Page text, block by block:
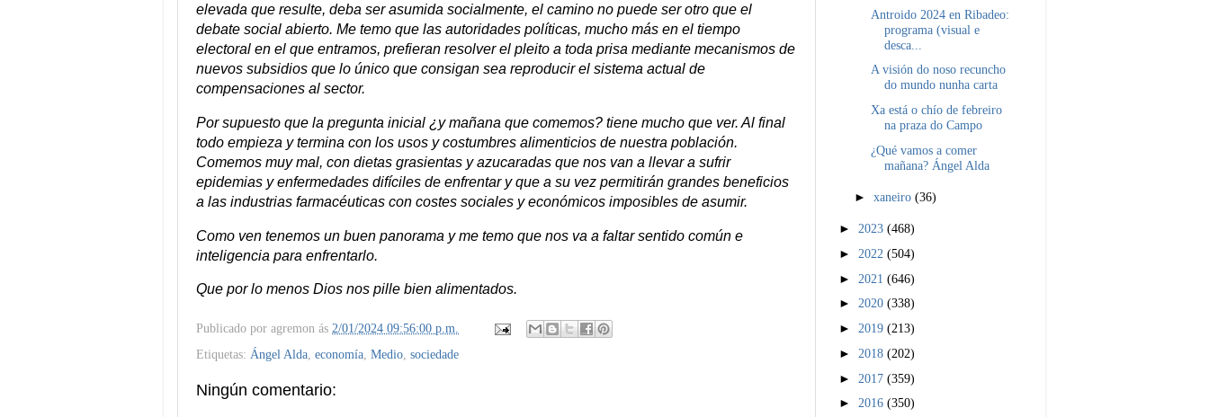
elevada que resulte, deba ser asumida socialmente, el camino no puede ser otro que el
debate social abierto. Me temo que las autoridades políticas, mucho más en el tiempo
electoral en el que entramos, prefieran resolver el pleito a toda prisa mediante mecanismos de
nuevos subsidios que lo único que consigan sea reproducir el sistema actual de
compensaciones al sector.
Por supuesto que la pregunta inicial ¿y mañana que comemos? tiene mucho que ver. Al final
todo empieza y termina con los usos y costumbres alimenticios de nuestra población.
Comemos muy mal, con dietas grasientas y azucaradas que nos van a llevar a sufrir
epidemias y enfermedades difíciles de enfrentar y que a su vez permitirán grandes beneficios
a las industrias farmacéuticas con costes sociales y económicos imposibles de asumir.
Como ven tenemos un buen panorama y me temo que nos va a faltar sentido común e
inteligencia para enfrentarlo.
Que por lo menos Dios nos pille bien alimentados.
Publicado por agremon ás 2/01/2024 09:56:00 p.m.
Etiquetas: Ángel Alda, economía, Medio, sociedade
Ningún comentario:
Antroido 2024 en Ribadeo:
programa (visual e
desca...
A visión do noso recuncho
do mundo nunha carta
Xa está o chío de febreiro
na praza do Campo
¿Qué vamos a comer
mañana? Ángel Alda
►xaneiro(36)
► 2023 (468)
► 2022 (504)
► 2021 (646)
► 2020 (338)
► 2019 (213)
► 2018 (202)
► 2017 (359)
► 2016 (350)